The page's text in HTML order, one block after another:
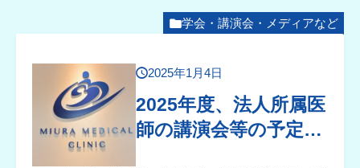
学会・講演会・メディアなど
2025年1月4日
2025年度、法人所属医
師の講演会等の予定…